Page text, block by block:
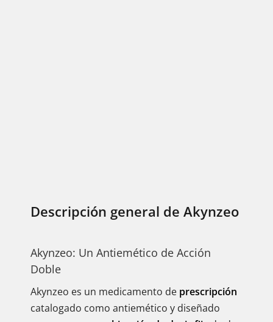
Descripción general de Akynzeo
Akynzeo: Un Antiemético de Acción
Doble
Akynzeo es un medicamento de prescripción
catalogado como antiemético y diseñado